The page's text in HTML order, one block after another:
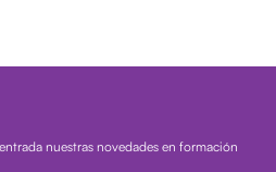
nuestras novedades en formación